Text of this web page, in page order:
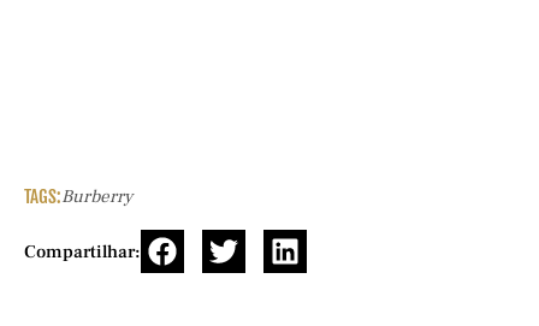
TAGS:Burberry
Compartilhar: